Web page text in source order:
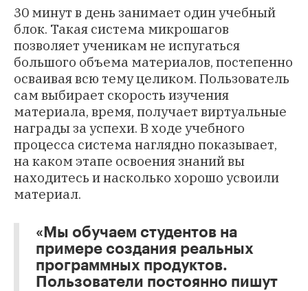
30 минут в день занимает один учебный
блок. Такая система микрошагов
позволяет ученикам не испугаться
большого объема материалов, постепенно
осваивая всю тему целиком. Пользователь
сам выбирает скорость изучения
материала, время, получает виртуальные
награды за успехи. В ходе учебного
процесса система наглядно показывает,
на каком этапе освоения знаний вы
находитесь и насколько хорошо усвоили
материал.
«Мы обучаем студентов на
примере создания реальных
программных продуктов.
Пользователи постоянно пишут